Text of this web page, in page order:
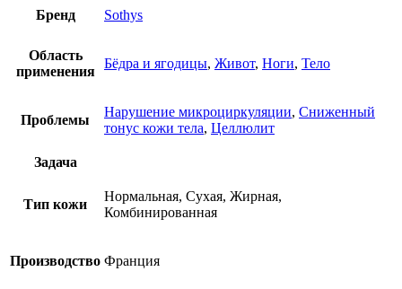
Бренд Sothys
Область
применения
Бёдра и ягодицы, Живот, Ноги, Тело
Проблемы
Нарушение микроциркуляции, Сниженный
тонус кожи тела, Целлюлит
Задача
Тип кожи
Нормальная, Сухая, Жирная,
Комбинированная
Производство Франция